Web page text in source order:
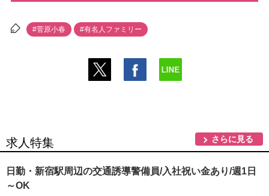
#菅原小春 #有名人ファミリー
求人特集 さらに見る
日勤・新宿駅周辺の交通誘導警備員/入社祝い金あり/週1日
～OK